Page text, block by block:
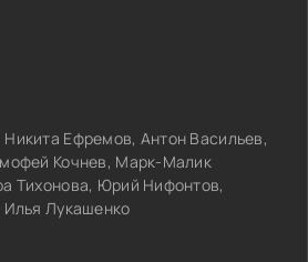
Ефремов, Антон Васильев,
Кочнев, Марк-Малик
Тихонова, Юрий Нифонтов,
Лукашенко